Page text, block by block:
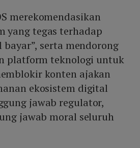
merekomendasikan
yang tegas terhadap
bayar”, serta mendorong
platform teknologi untuk
konten ajakan
ekosistem digital
jawab regulator,
jawab moral seluruh